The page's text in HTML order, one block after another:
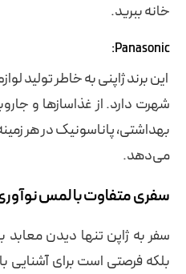
خانه ببرید.
Panasonic:
این برند ژاپنی به خاطر تولید
شهرت دارد. از غذاسازها و
بهداشتی، پاناسونیک در هر
می‌دهد.
سفری متفاوت با لمس
سفر به ژاپن تنها دیدن
بلکه فرصتی است برای آشنایی